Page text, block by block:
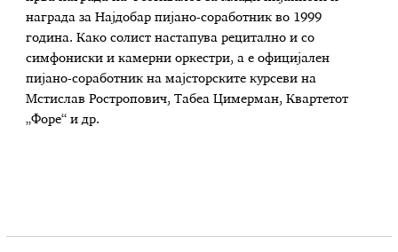
награда за Најдобар пијано-соработник во 1999
година. Како солист настапува рецитално и со
симфониски и камерни оркестри, а е официјален
пијано-соработник на мајсторските курсеви на
Мстислав Ростропович, Табеа Цимерман, Квартетот
„Форе“ и др.